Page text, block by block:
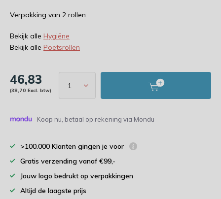
Verpakking van 2 rollen
Bekijk alle Hygiëne
Bekijk alle Poetsrollen
46,83
(38,70 Excl. btw)
Koop nu, betaal op rekening via Mondu
>100.000 Klanten gingen je voor
Gratis verzending vanaf €99,-
Jouw logo bedrukt op verpakkingen
Altijd de laagste prijs